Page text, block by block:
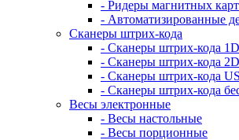
- Ридеры магнитных карт
- Автоматизированные
Сканеры штрих-кода
- Сканеры штрих-кода 1D
- Сканеры штрих-кода 2D
- Сканеры штрих-кода
- Сканеры штрих-кода
Весы электронные
- Весы настольные
- Весы порционные